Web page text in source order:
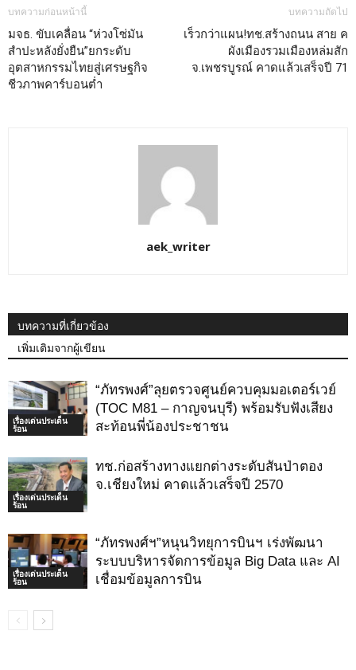
บทความก่อนหน้านี้
มจธ. ขับเคลื่อน “ห่วงโซ่มัน
สำปะหลังยั่งยืน”ยกระดับ
อุตสาหกรรมไทยสู่เศรษฐกิจ
ชีวภาพคาร์บอนต่ำ
บทความถัดไป
เร็วกว่าแผน!ทช.สร้างถนน สาย ค
ผังเมืองรวมเมืองหล่มสัก
จ.เพชรบูรณ์ คาดแล้วเสร็จปี 71
aek_writer
บทความที่เกี่ยวข้อง
เพิ่มเติมจากผู้เขียน
เรื่องเด่นประเด็น
ร้อน
“ภัทรพงศ์”ลุยตรวจศูนย์ควบคุมมอเตอร์เวย์
(TOC M81 – กาญจนบุรี)​ พร้อมรับฟังเสียง
สะท้อนพี่น้องประชาชน
เรื่องเด่นประเด็น
ร้อน
ทช.ก่อสร้างทางแยกต่างระดับสันป่าตอง
จ.เชียงใหม่ คาดแล้วเสร็จปี 2570
เรื่องเด่นประเด็น
ร้อน
“ภัทรพงศ์ฯ”หนุนวิทยุการบินฯ เร่งพัฒนา
ระบบบริหารจัดการข้อมูล Big Data และ AI
เชื่อมข้อมูลการบิน